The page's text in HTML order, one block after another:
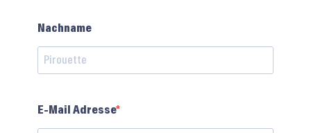
Nachname
E-Mail Adresse